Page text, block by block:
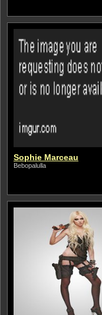
Sophie Marceau
Bebopalulla